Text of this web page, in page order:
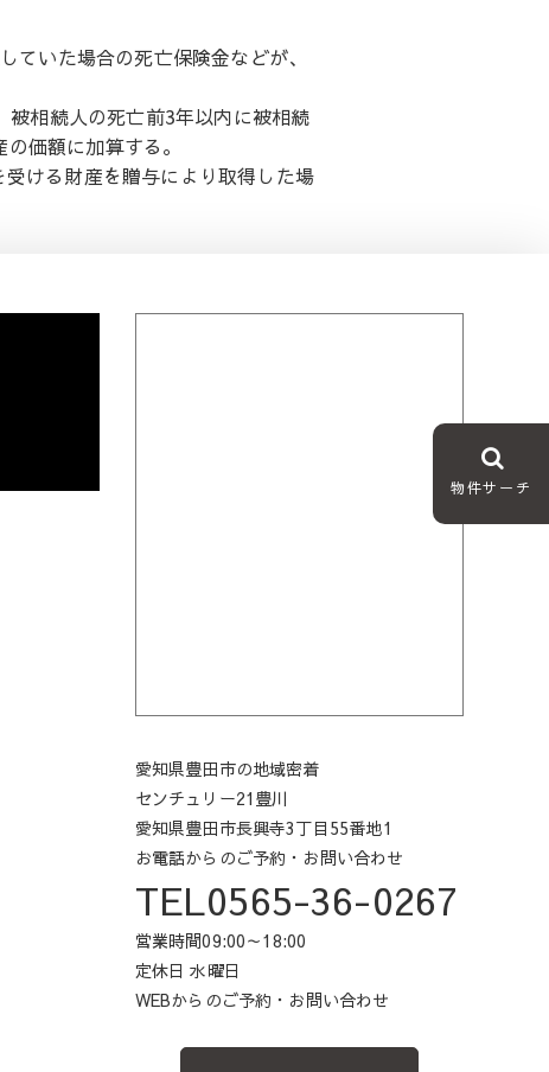
ていた場合の死亡保険金などが、
相続人の死亡前3年以内に被相続
価額に加算する。
ける財産を贈与により取得した場
物件サーチ
愛知県豊田市の地域密着
センチュリー21豊川
愛知県豊田市長興寺3丁目55番地1
お電話からのご予約・お問い合わせ
TEL0565-36-0267
営業時間09:00～18:00
定休日 水曜日
WEBからのご予約・お問い合わせ